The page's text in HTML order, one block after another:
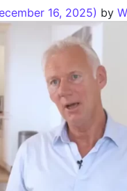
16, 2025) by